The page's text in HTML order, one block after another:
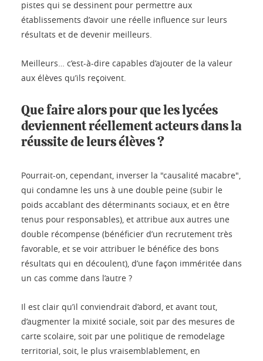
pistes qui se dessinent pour permettre aux
établissements d’avoir une réelle influence sur leurs
résultats et de devenir meilleurs.
Meilleurs… c’est-à-dire capables d’ajouter de la valeur
aux élèves qu’ils reçoivent.
Que faire alors pour que les lycées
deviennent réellement acteurs dans la
réussite de leurs élèves ?
Pourrait-on, cependant, inverser la "causalité macabre",
qui condamne les uns à une double peine (subir le
poids accablant des déterminants sociaux, et en être
tenus pour responsables), et attribue aux autres une
double récompense (bénéficier d’un recrutement très
favorable, et se voir attribuer le bénéfice des bons
résultats qui en découlent), d’une façon imméritée dans
un cas comme dans l’autre ?
Il est clair qu’il conviendrait d’abord, et avant tout,
d’augmenter la mixité sociale, soit par des mesures de
carte scolaire, soit par une politique de remodelage
territorial, soit, le plus vraisemblablement, en